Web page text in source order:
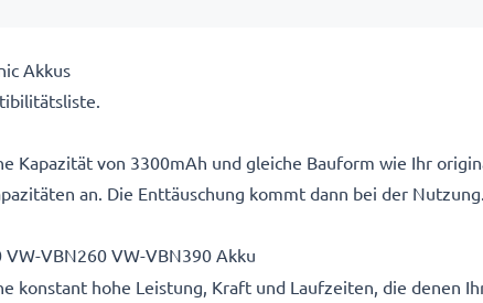
Akkus
Kapazität von 3300mAh und gleiche Bauform wie Ihr
an. Die Enttäuschung kommt dann bei der
VBN260 VW-VBN390 Akku
konstant hohe Leistung, Kraft und Laufzeiten, die denen